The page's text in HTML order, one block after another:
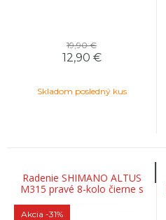
19,90 €
12,90 €
Skladom posledný kus
Radenie SHIMANO ALTUS
M315 pravé 8-kolo čierne s
ukazovateľom
Akcia -31%